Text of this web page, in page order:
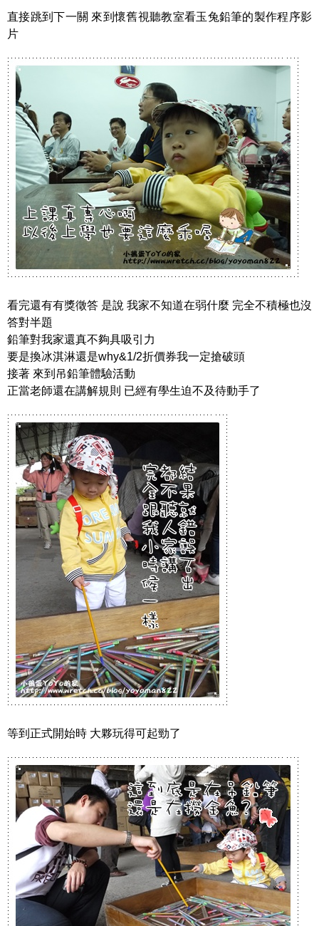
直接跳到下一關 來到懷舊視聽教室看玉兔鉛筆的製作程序影
片
看完還有有獎徵答 是說 我家不知道在弱什麼 完全不積極也沒
答對半題
鉛筆對我家還真不夠具吸引力
要是換冰淇淋還是why&1/2折價券我一定搶破頭
接著 來到吊鉛筆體驗活動
正當老師還在講解規則 已經有學生迫不及待動手了
等到正式開始時 大夥玩得可起勁了